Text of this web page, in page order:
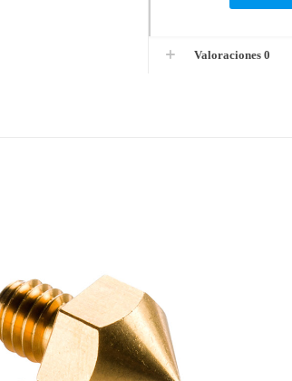
Valoraciones 0